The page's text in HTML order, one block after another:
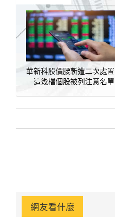
華新科股價腰斬遭二次處置
這幾檔個股被列注意名單
網友看什麼